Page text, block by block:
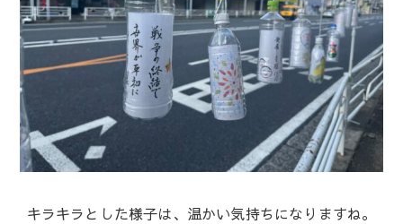
キラキラとした様子は、温かい気持ちになりますね。